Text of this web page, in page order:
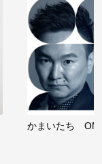
かまいたち